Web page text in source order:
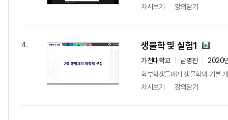
차시보기
강의담기
4. 생물학 및 실험1
가천대학교 남명진
2020
학부학생들에게 생물학의 기본
차시보기
강의담기